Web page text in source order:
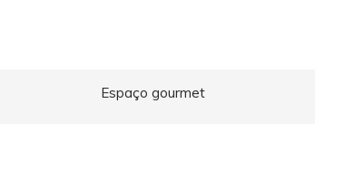
Espaço gourmet